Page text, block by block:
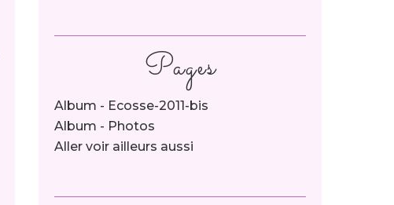
Pages
Album - Ecosse-2011-bis
Album - Photos
Aller voir ailleurs aussi